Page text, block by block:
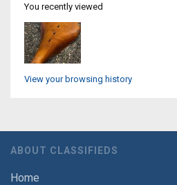
You recently viewed
View your browsing history
ABOUT CLASSIFIEDS
Home